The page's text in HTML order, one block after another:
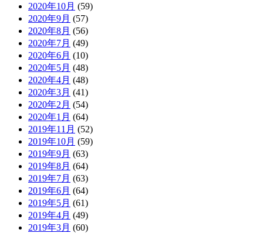
2020年10月 (59)
2020年9月 (57)
2020年8月 (56)
2020年7月 (49)
2020年6月 (10)
2020年5月 (48)
2020年4月 (48)
2020年3月 (41)
2020年2月 (54)
2020年1月 (64)
2019年11月 (52)
2019年10月 (59)
2019年9月 (63)
2019年8月 (64)
2019年7月 (63)
2019年6月 (64)
2019年5月 (61)
2019年4月 (49)
2019年3月 (60)